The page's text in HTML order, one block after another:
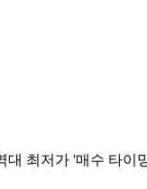
대 최저가 '매수 타이